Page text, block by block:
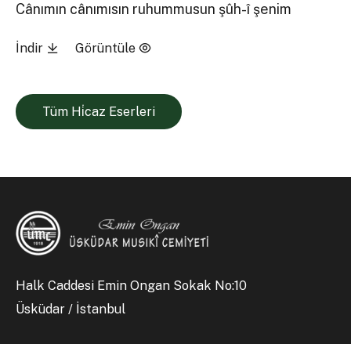
Cânımın cânımısın ruhummusun şûh-î şenim
İndir Görüntüle
Tüm Hi̇caz Eserleri
Halk Caddesi Emin Ongan Sokak No:10
Üsküdar / İstanbul